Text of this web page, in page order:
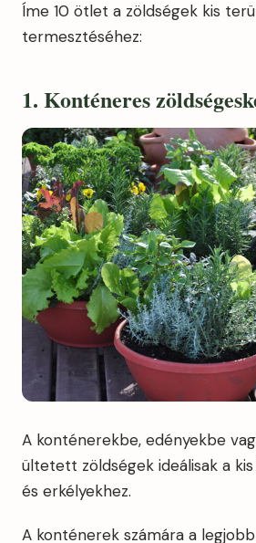
Íme 10 ötlet a zöldségek kis
termesztéséhez:
1. Konténeres
A konténerekbe, edényekbe
ültetett zöldségek ideálisak a
és erkélyekhez.
A konténerek számára a